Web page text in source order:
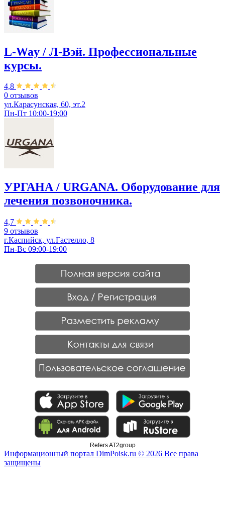
L-Way / Л-Вэй. Профессиональные
курсы.
4,8
0 отзывов
ул.Карасунская, 60, эт.2
Пн-Пт 10:00-19:00
УРГАНА / URGANA. Оборудование для
лечения позвоночника.
4,7
9 отзывов
г.Каспийск, ул.Гастелло, 8
Пн-Вс 09:00-19:00
Refers AT2group
Информационный портал DimPoisk.ru © 2026 Все права
защищены